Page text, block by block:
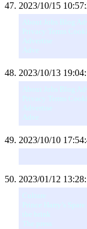
2023/10/15
About Jobs Blog
Privacy Terms
Advertise
Adve
2023/10/13
About Jobs Blog
Privacy Terms
Advertise
Adve
2023/10/10
2023/01/12
Culture
Prince Harry’s
the brink
The press